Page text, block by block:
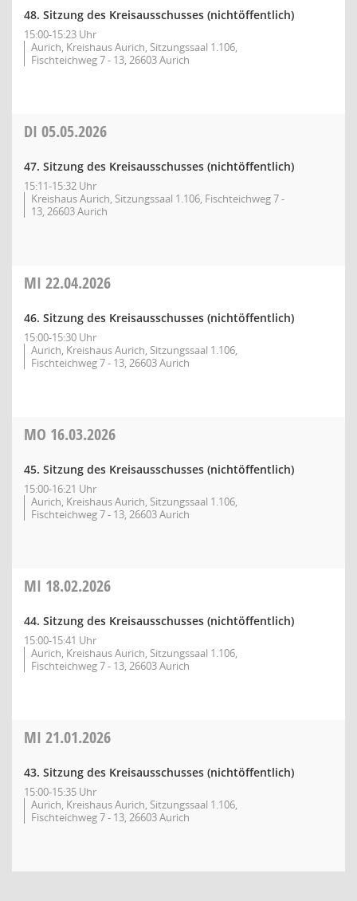
48. Sitzung des Kreisausschusses (nichtöffentlich)
15:00-15:23 Uhr
Aurich, Kreishaus Aurich, Sitzungssaal 1.106,
Fischteichweg 7 - 13, 26603 Aurich
DI 05.05.2026
47. Sitzung des Kreisausschusses (nichtöffentlich)
15:11-15:32 Uhr
Kreishaus Aurich, Sitzungssaal 1.106, Fischteichweg 7 -
13, 26603 Aurich
MI 22.04.2026
46. Sitzung des Kreisausschusses (nichtöffentlich)
15:00-15:30 Uhr
Aurich, Kreishaus Aurich, Sitzungssaal 1.106,
Fischteichweg 7 - 13, 26603 Aurich
MO 16.03.2026
45. Sitzung des Kreisausschusses (nichtöffentlich)
15:00-16:21 Uhr
Aurich, Kreishaus Aurich, Sitzungssaal 1.106,
Fischteichweg 7 - 13, 26603 Aurich
MI 18.02.2026
44. Sitzung des Kreisausschusses (nichtöffentlich)
15:00-15:41 Uhr
Aurich, Kreishaus Aurich, Sitzungssaal 1.106,
Fischteichweg 7 - 13, 26603 Aurich
MI 21.01.2026
43. Sitzung des Kreisausschusses (nichtöffentlich)
15:00-15:35 Uhr
Aurich, Kreishaus Aurich, Sitzungssaal 1.106,
Fischteichweg 7 - 13, 26603 Aurich